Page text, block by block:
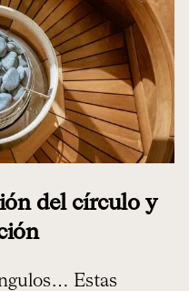
del círculo y
Estas